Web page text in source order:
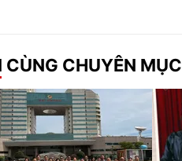
CÙNG CHUYÊN MỤC